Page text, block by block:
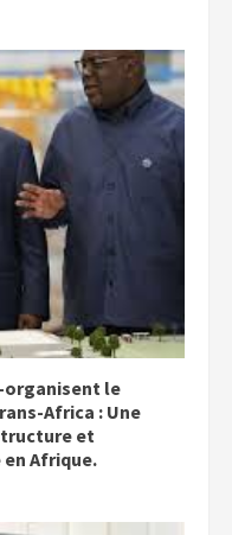
organisent le
Africa : Une
et
Afrique.